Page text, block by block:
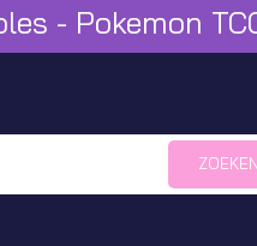
- Pokemon
ZOEKEN